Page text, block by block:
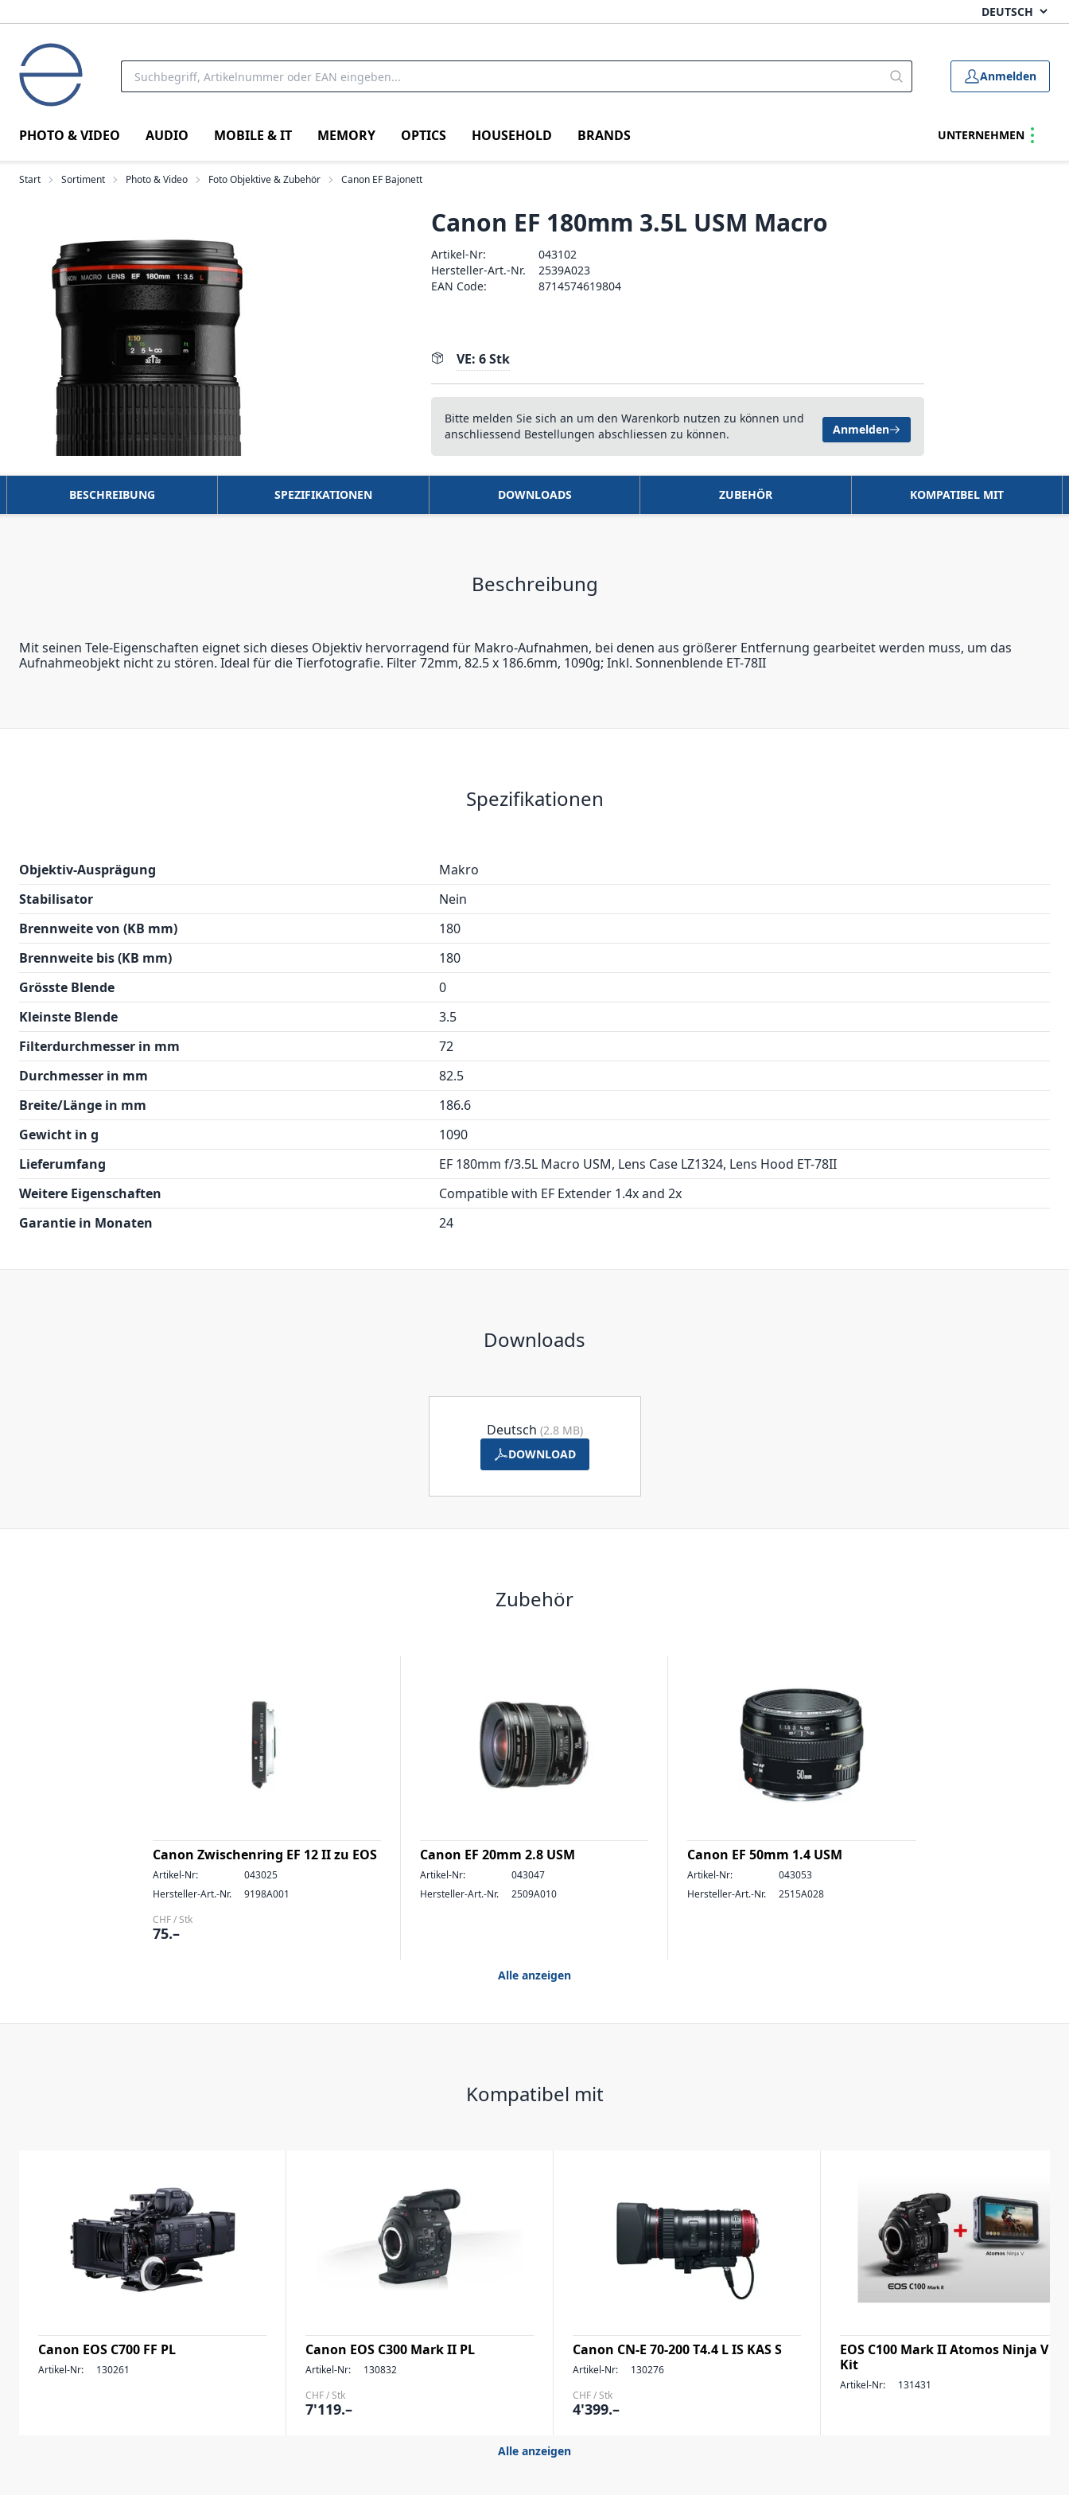
Anmelden
PHOTO & VIDEO AUDIO MOBILE & IT MEMORY OPTICS HOUSEHOLD BRANDS UNTERNEHMEN
Start Sortiment Photo & Video Foto Objektive & Zubehör Canon EF Bajonett
Canon EF 180mm 3.5L USM Macro
Artikel-Nr:
043102
Hersteller-Art.-Nr.
2539A023
EAN Code:
8714574619804
VE: 6 Stk
Bitte melden Sie sich an um den Warenkorb nutzen zu können und
anschliessend Bestellungen abschliessen zu können.
Anmelden
BESCHREIBUNG SPEZIFIKATIONEN DOWNLOADS ZUBEHÖR KOMPATIBEL MIT
Beschreibung
Mit seinen Tele-Eigenschaften eignet sich dieses Objektiv hervorragend für Makro-Aufnahmen, bei denen aus größerer Entfernung gearbeitet werden muss, um das
Aufnahmeobjekt nicht zu stören. Ideal für die Tierfotografie. Filter 72mm, 82.5 x 186.6mm, 1090g; Inkl. Sonnenblende ET-78II
Spezifikationen
Objektiv-Ausprägung
Makro
Stabilisator
Nein
Brennweite von (KB mm)
180
Brennweite bis (KB mm)
180
Grösste Blende
0
Kleinste Blende
3.5
Filterdurchmesser in mm
72
Durchmesser in mm
82.5
Breite/Länge in mm
186.6
Gewicht in g
1090
Lieferumfang
EF 180mm f/3.5L Macro USM, Lens Case LZ1324, Lens Hood ET-78II
Weitere Eigenschaften
Compatible with EF Extender 1.4x and 2x
Garantie in Monaten
24
Downloads
Deutsch (2.8 MB)
DOWNLOAD
Zubehör
Canon Zwischenring EF 12 II zu EOS
Artikel-Nr:
043025
Hersteller-Art.-Nr.
9198A001
CHF / Stk
75.–
Canon EF 20mm 2.8 USM
Artikel-Nr:
043047
Hersteller-Art.-Nr.
2509A010
Canon EF 50mm 1.4 USM
Artikel-Nr:
043053
Hersteller-Art.-Nr.
2515A028
Alle anzeigen
Kompatibel mit
Canon EOS C700 FF PL
Artikel-Nr: 130261
Canon EOS C300 Mark II PL
Artikel-Nr:
130832
CHF / Stk
7'119.–
Canon CN-E 70-200 T4.4 L IS KAS S
Artikel-Nr:
130276
CHF / Stk
4'399.–
EOS C100 Mark II Atomos Ninja V
Kit
Artikel-Nr: 131431
Alle anzeigen